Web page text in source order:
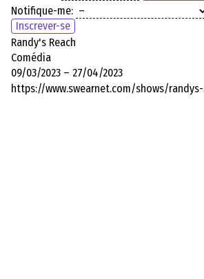
Notifique-me:
Inscrever-se
Randy's Reach
Comédia
09/03/2023 – 27/04/2023
https://www.swearnet.com/shows/